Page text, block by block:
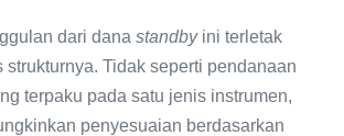
dari dana standbyini terletak
strukturnya. Tidak seperti pendanaan
terpaku pada satu jenis instrumen,
penyesuaian berdasarkan